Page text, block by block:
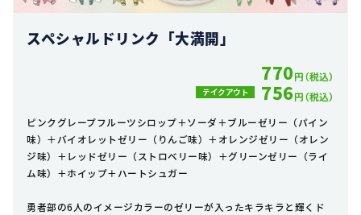
スペシャルドリンク「大満開」
770円（税込）
テイクアウト 756円（税込）
ピンクグレープフルーツシロップ＋ソーダ＋ブルーゼリー（パイン
味）＋バイオレットゼリー（りんご味）＋オレンジゼリー（オレン
ジ味）＋レッドゼリー（ストロベリー味）＋グリーンゼリー（ライ
ム味）＋ホイップ＋ハートシュガー
勇者部の6人のイメージカラーのゼリーが入ったキラキラと輝くド